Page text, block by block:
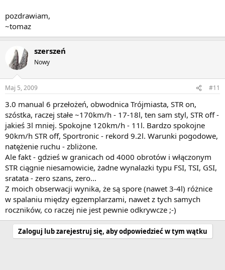
pozdrawiam,
~tomaz
szerszeń
Nowy
Maj 5, 2009 #11
3.0 manual 6 przełożeń, obwodnica Trójmiasta, STR on,
szóstka, raczej stałe ~170km/h - 17-18l, ten sam styl, STR off -
jakieś 3l mniej. Spokojne 120km/h - 11l. Bardzo spokojne
90km/h STR off, Sportronic - rekord 9.2l. Warunki pogodowe,
natężenie ruchu - zbliżone.
Ale fakt - gdzieś w granicach od 4000 obrotów i włączonym
STR ciągnie niesamowicie, żadne wynalazki typu FSI, TSI, GSI,
sratata - zero szans, zero...
Z moich obserwacji wynika, że są spore (nawet 3-4l) różnice
w spalaniu między egzemplarzami, nawet z tych samych
roczników, co raczej nie jest pewnie odkrywcze ;-)
Zaloguj lub zarejestruj się, aby odpowiedzieć w tym wątku